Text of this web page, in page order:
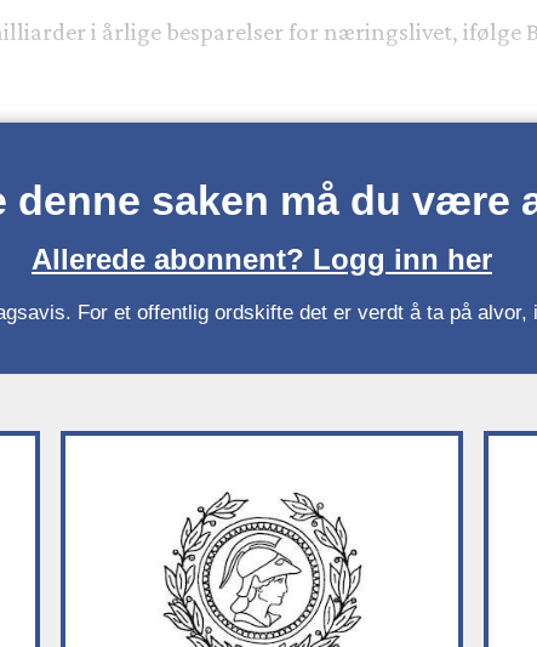
i årlige besparelser for næringslivet, ifølge
denne saken må du være
Allerede abonnent? Logg inn her
For et offentlig ordskifte det er verdt å ta på alvor,